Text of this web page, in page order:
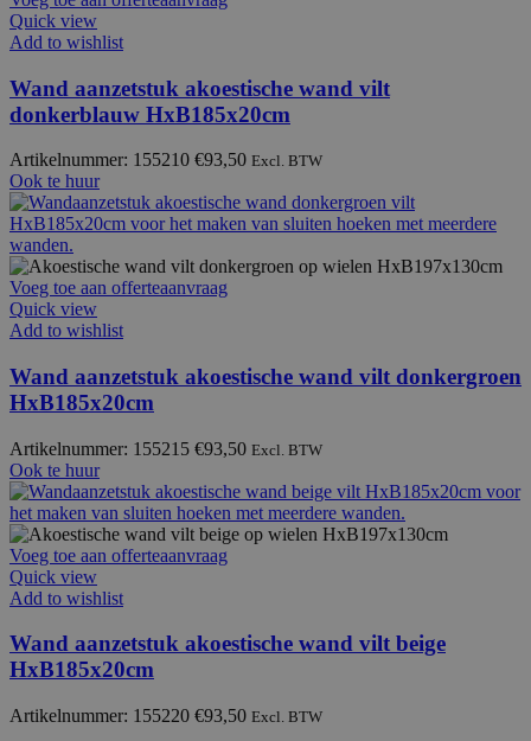
Quick view
Add to wishlist
Wand aanzetstuk akoestische wand vilt
donkerblauw HxB185x20cm
Artikelnummer: 155210 €93,50 Excl. BTW
Ook te huur
Voeg toe aan offerteaanvraag
Quick view
Add to wishlist
Wand aanzetstuk akoestische wand vilt donkergroen
HxB185x20cm
Artikelnummer: 155215 €93,50 Excl. BTW
Ook te huur
Voeg toe aan offerteaanvraag
Quick view
Add to wishlist
Wand aanzetstuk akoestische wand vilt beige
HxB185x20cm
Artikelnummer: 155220 €93,50 Excl. BTW